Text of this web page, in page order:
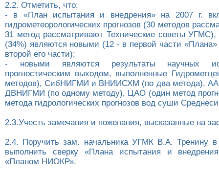
2.2. Отметить, что:
- в «План испытания и внедрения» на 2007 г.
гидрометеорологических прогнозов (30 методов
31 метод рассматривают Технические советы
(34%) являются новыми (12 - в первой части
второй его части);
- новыми являются результаты научных
прогностическим выходом, выполненные
методов), СибНИГМИ и ВНИИСХМ (по два метода),
ДВНИГМИ (по одному методу), ЦАО (один метод
метода гидрологических прогнозов вод суши
2.3.Учесть замечания и пожелания, высказанные на
2.4. Поручить зам. начальника УГМК В.А. Тренину в
выполнить сверку «Плана испытания и
«Планом НИОКР».